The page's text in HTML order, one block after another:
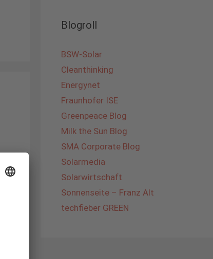
Blogroll
BSW-Solar
Cleanthinking
Energynet
Fraunhofer ISE
Greenpeace Blog
Milk the Sun Blog
SMA Corporate Blog
Solarmedia
Solarwirtschaft
Sonnenseite – Franz Alt
techfieber GREEN